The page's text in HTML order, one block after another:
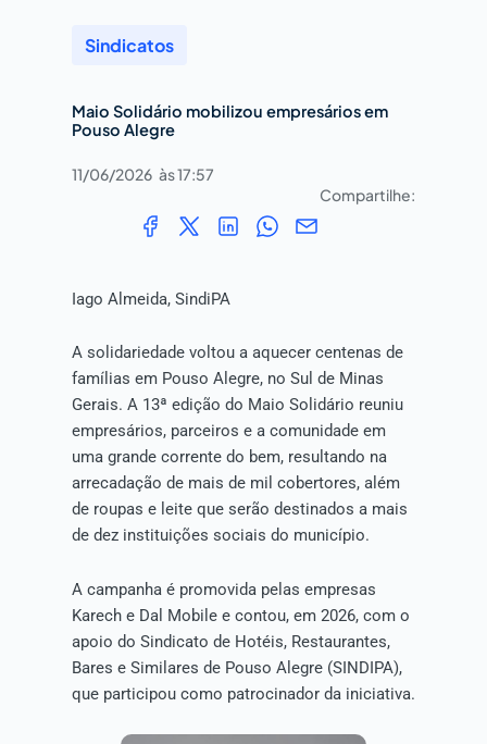
Sindicatos
Maio Solidário mobilizou empresários em
Pouso Alegre
11/06/2026 às17:57
Compartilhe:
Iago Almeida, SindiPA
A solidariedade voltou a aquecer centenas de
famílias em Pouso Alegre, no Sul de Minas
Gerais. A 13ª edição do Maio Solidário reuniu
empresários, parceiros e a comunidade em
uma grande corrente do bem, resultando na
arrecadação de mais de mil cobertores, além
de roupas e leite que serão destinados a mais
de dez instituições sociais do município.
A campanha é promovida pelas empresas
Karech e Dal Mobile e contou, em 2026, com o
apoio do Sindicato de Hotéis, Restaurantes,
Bares e Similares de Pouso Alegre (SINDIPA),
que participou como patrocinador da iniciativa.